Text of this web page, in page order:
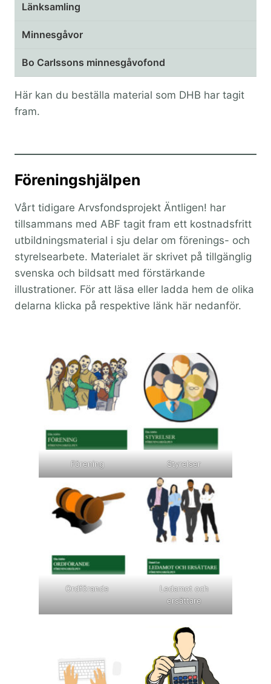
Här kan du beställa material som DHB har tagit
fram.
Föreningshjälpen
Vårt tidigare Arvsfondsprojekt Äntligen! har
tillsammans med ABF tagit fram ett kostnadsfritt
utbildningsmaterial i sju delar om förenings- och
styrelsearbete. Materialet är skrivet på tillgänglig
svenska och bildsatt med förstärkande
illustrationer. För att läsa eller ladda hem de olika
delarna klicka på respektive länk här nedanför.
Förening Styrelser
Ordförande
Ledamot och
ersättare
Länksamling
Minnesgåvor
Bo Carlssons minnesgåvofond